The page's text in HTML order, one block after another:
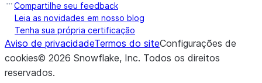
Compartilhe seu feedback
Leia as novidades em nosso blog
Tenha sua própria certificação
Aviso de privacidadeTermos do siteConfigurações de
cookies© 2026 Snowflake, Inc. Todos os direitos
reservados.